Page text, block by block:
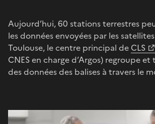
Aujourd’hui, 60 stations terrestres
les données envoyées par les
Toulouse, le centre principal de CLS
CNES en charge d’Argos) regroupe et
des données des balises à travers le